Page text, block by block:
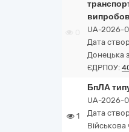
UA-2026-
Дата
Донецька
ЄДРПОУ:
1
БпЛА
UA-2026-
Дата